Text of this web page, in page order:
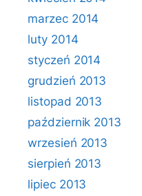
marzec 2014
luty 2014
styczeń 2014
grudzień 2013
listopad 2013
październik 2013
wrzesień 2013
sierpień 2013
lipiec 2013